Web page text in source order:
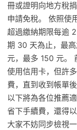
冊或證明向地方稅
申請免稅。 依照使
超過繳納期限每逾
期 30 天為止，最
元，最多 150 元。
使用信用卡，但許
費，直到收到帳單
以下將為各位推薦
省下手續費，還得
大家不妨同步檢視